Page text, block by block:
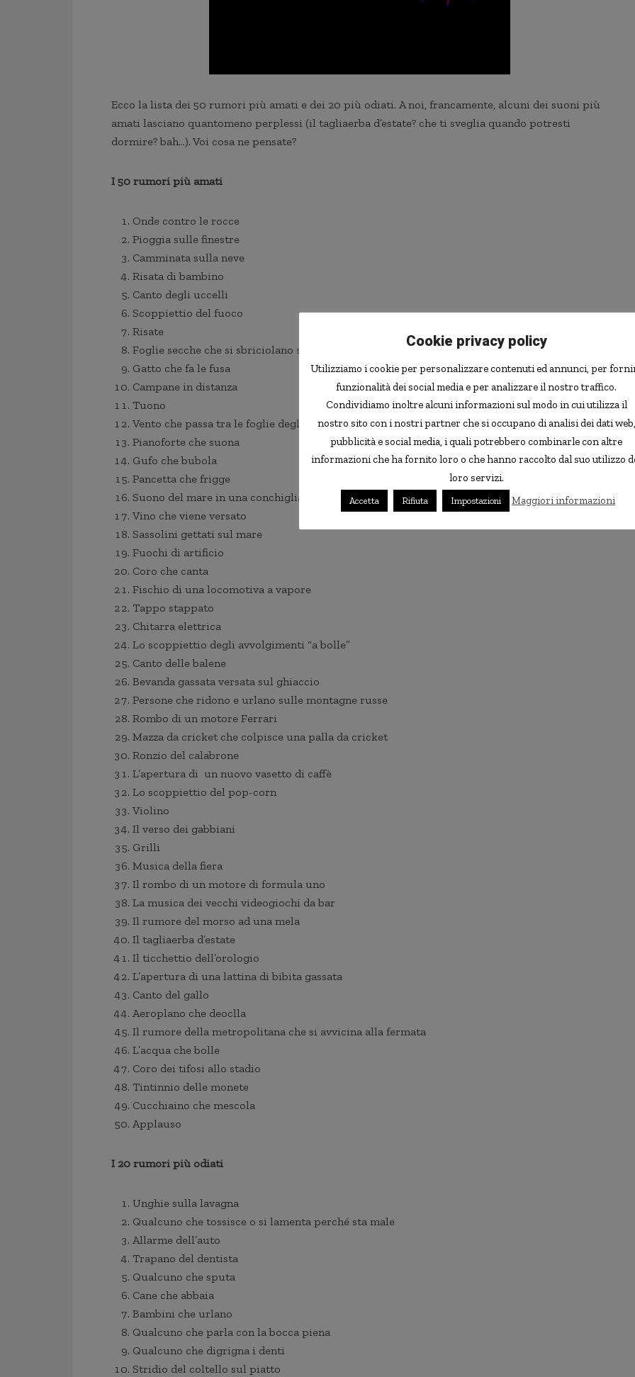
Ecco la lista dei 50 rumori più amati e dei 20 più odiati. A noi, francamente, alcuni dei suoni più
amati lasciano quantomeno perplessi (il tagliaerba d’estate? che ti sveglia quando potresti
dormire? bah…). Voi cosa ne pensate?
I 50 rumori più amati
Onde contro le rocce
Pioggia sulle finestre
Camminata sulla neve
Risata di bambino
Canto degli uccelli
Scoppiettio del fuoco
Risate
Foglie secche che si sbriciolano sotto i piedi
Gatto che fa le fusa
Campane in distanza
Tuono
Vento che passa tra le foglie degli alberi
Pianoforte che suona
Gufo che bubola
Pancetta che frigge
Suono del mare in una conchiglia
Vino che viene versato
Sassolini gettati sul mare
Fuochi di artificio
Coro che canta
Fischio di una locomotiva a vapore
Tappo stappato
Chitarra elettrica
Lo scoppiettio degli avvolgimenti “a bolle”
Canto delle balene
Bevanda gassata versata sul ghiaccio
Persone che ridono e urlano sulle montagne russe
Rombo di un motore Ferrari
Mazza da cricket che colpisce una palla da cricket
Ronzio del calabrone
L’apertura di un nuovo vasetto di caffè
Lo scoppiettio del pop-corn
Violino
Il verso dei gabbiani
Grilli
Musica della fiera
Il rombo di un motore di formula uno
La musica dei vecchi videogiochi da bar
Il rumore del morso ad una mela
Il tagliaerba d’estate
Il ticchettio dell’orologio
L’apertura di una lattina di bibita gassata
Canto del gallo
Aeroplano che deoclla
Il rumore della metropolitana che si avvicina alla fermata
L’acqua che bolle
Coro dei tifosi allo stadio
Tintinnio delle monete
Cucchiaino che mescola
Applauso
I 20 rumori più odiati
Unghie sulla lavagna
Qualcuno che tossisce o si lamenta perché sta male
Allarme dell’auto
Trapano del dentista
Qualcuno che sputa
Cane che abbaia
Bambini che urlano
Qualcuno che parla con la bocca piena
Qualcuno che digrigna i denti
Stridio del coltello sul piatto
Cookie privacy policy
Utilizziamo i cookie per personalizzare contenuti ed annunci, per
funzionalità dei social media e per analizzare il nostro traffico.
Condividiamo inoltre alcuni informazioni sul modo in cui utilizza il
nostro sito con i nostri partner che si occupano di analisi dei dati web,
pubblicità e social media, i quali potrebbero combinarle con altre
informazioni che ha fornito loro o che hanno raccolto dal suo utilizzo
loro servizi.
Accetta Rifiuta Impostazioni Maggiori informazioni